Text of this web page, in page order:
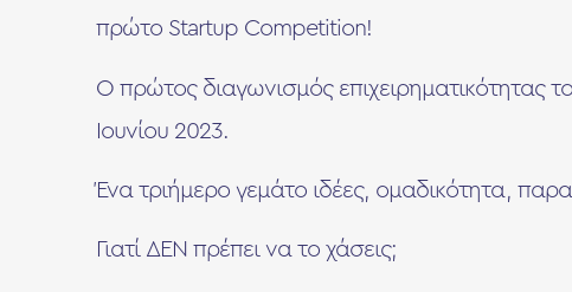
πρώτο Startup Competition!
Ο πρώτος διαγωνισμός επιχειρηματικότητας
Ιουνίου 2023.
Ένα τριήμερο γεμάτο ιδέες, ομαδικότητα,
Γιατί ΔΕΝ πρέπει να το χάσεις;